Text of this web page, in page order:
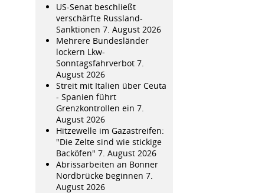
US-Senat beschließt
verschärfte Russland-
Sanktionen 7. August 2026
Mehrere Bundesländer
lockern Lkw-
Sonntagsfahrverbot 7.
August 2026
Streit mit Italien über Ceuta
- Spanien führt
Grenzkontrollen ein 7.
August 2026
Hitzewelle im Gazastreifen:
"Die Zelte sind wie stickige
Backöfen" 7. August 2026
Abrissarbeiten an Bonner
Nordbrücke beginnen 7.
August 2026